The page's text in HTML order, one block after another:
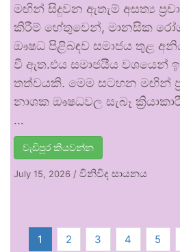
මඟින් සිදුවන ඇතැම් අසත්‍ය
කිරීම් හේතුවෙන්, මානසික රෝග
ඖෂධ පිළිබඳව සමාජය තුළ
වී ඇත.එය සමාජයීය වශයෙන්
තත්වයකි. මෙම සටහන මඟින්
නාශක ඖෂධවල සැබෑ
…
වැඩිපුර කියවන්න
July 15, 2026 / විනිවිද සායනය
1 2 3 4 5